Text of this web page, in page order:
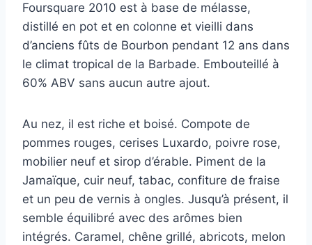
Foursquare 2010 est à base de mélasse,
distillé en pot et en colonne et vieilli dans
d’anciens fûts de Bourbon pendant 12 ans dans
le climat tropical de la Barbade. Embouteillé à
60% ABV sans aucun autre ajout.
Au nez, il est riche et boisé. Compote de
pommes rouges, cerises Luxardo, poivre rose,
mobilier neuf et sirop d’érable. Piment de la
Jamaïque, cuir neuf, tabac, confiture de fraise
et un peu de vernis à ongles. Jusqu’à présent, il
semble équilibré avec des arômes bien
intégrés. Caramel, chêne grillé, abricots, melon